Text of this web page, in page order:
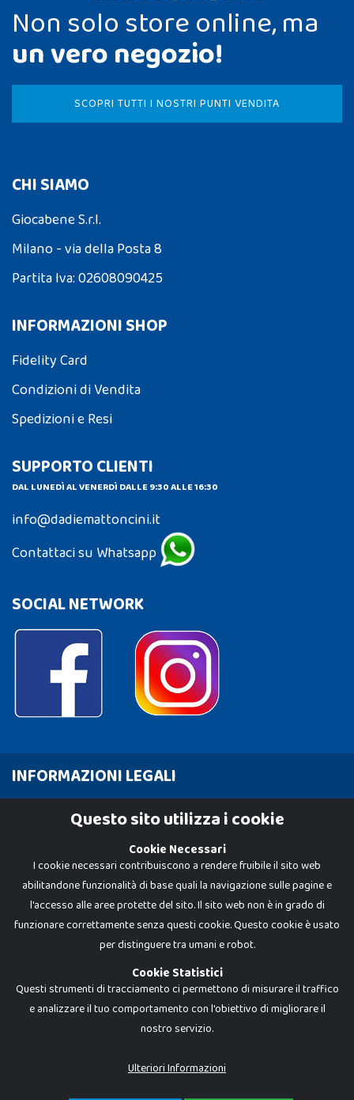
Non solo store online, ma
un vero negozio!
SCOPRI TUTTI I NOSTRI PUNTI VENDITA
CHI SIAMO
Giocabene S.r.l.
Milano - via della Posta 8
Partita Iva: 02608090425
INFORMAZIONI SHOP
Fidelity Card
Condizioni di Vendita
Spedizioni e Resi
SUPPORTO CLIENTI
DAL LUNEDÌ AL VENERDÌ DALLE 9:30 ALLE 16:30
info@dadiemattoncini.it
Contattaci su Whatsapp
SOCIAL NETWORK
INFORMAZIONI LEGALI
Cookie Policy
Dadi e Mattoncini è un brand di Giocabene Srl. Ogni riproduzione o utilizzo non
I prezzi e le promozioni pubblicate potrebbero differire da quanto esposto in
Questo sito utilizza i cookie
Cookie Necessari
I cookie necessari contribuiscono a rendere fruibile il sito web
abilitandone funzionalità di base quali la navigazione sulle pagine e
l'accesso alle aree protette del sito. Il sito web non è in grado di
funzionare correttamente senza questi cookie. Questo cookie è usato
per distinguere tra umani e robot.
Cookie Statistici
Questi strumenti di tracciamento ci permettono di misurare il traffico
e analizzare il tuo comportamento con l'obiettivo di migliorare il
nostro servizio.
Ulteriori Informazioni